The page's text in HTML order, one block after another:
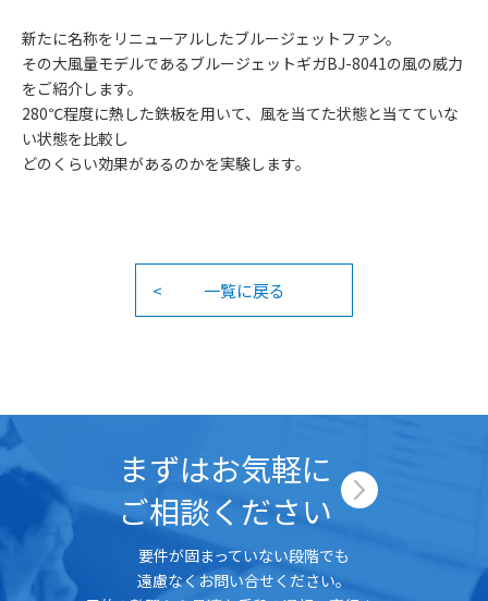
新たに名称をリニューアルしたブルージェットファン。
その大風量モデルであるブルージェットギガBJ-8041の風の威力
をご紹介します。
280℃程度に熱した鉄板を用いて、風を当てた状態と当てていな
い状態を比較し
どのくらい効果があるのかを実験します。
一覧に戻る
まずはお気軽に
ご相談ください
要件が固まっていない段階でも
遠慮なくお問い合せください。